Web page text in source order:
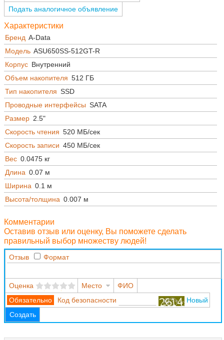
Подать аналогичное объявление
Характеристики
Бренд A-Data
Модель ASU650SS-512GT-R
Корпус Внутренний
Объем накопителя 512 ГБ
Тип накопителя SSD
Проводные интерфейсы SATA
Размер 2.5"
Скорость чтения 520 МБ/сек
Скорость записи 450 МБ/сек
Вес 0.0475 кг
Длина 0.07 м
Ширина 0.1 м
Высота/толщина 0.007 м
Комментарии
Оставив отзыв или оценку, Вы поможете сделать
правильный выбор множеству людей!
Отзыв Формат
Оценка Место
ФИО
Код безопасности
Новый
Создать